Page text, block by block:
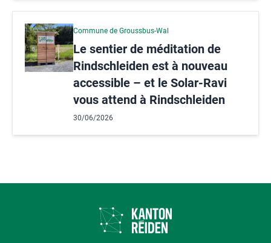
Commune de Groussbus-Wal
Le sentier de méditation de
Rindschleiden est à nouveau
accessible – et le Solar-Ravi
vous attend à Rindschleiden
30/06/2026